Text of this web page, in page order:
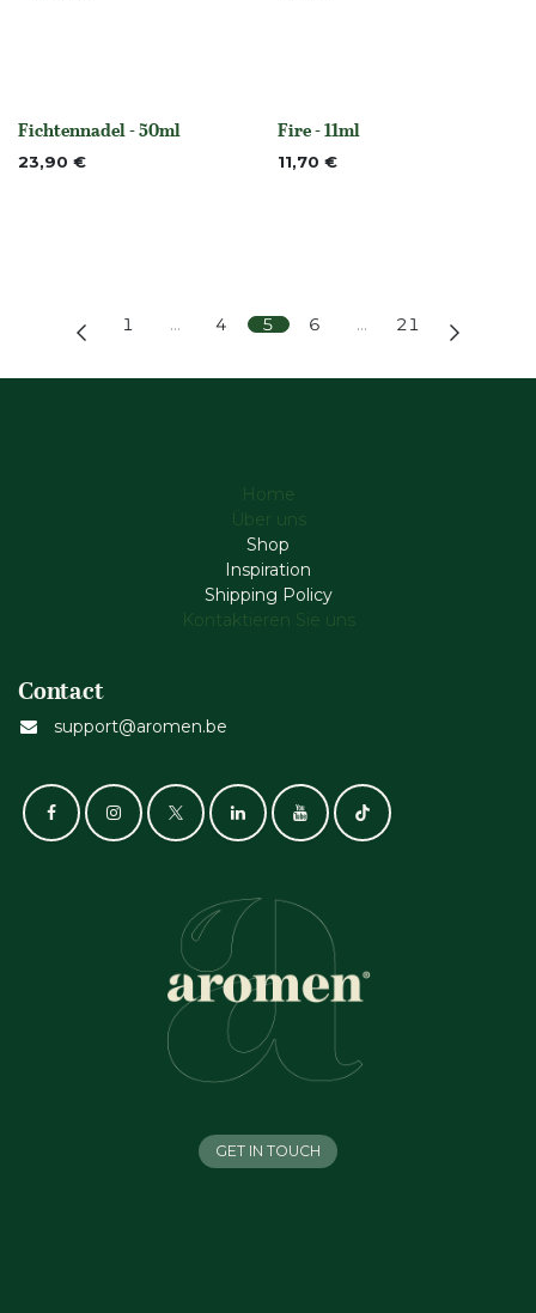
None
Fichtennadel - 50ml
23,90 € Nicht vorrättig
Fire - 11ml
11,70 €
1 … 4 5 6 … 21
Home
Über uns
Shop
Inspiration
Shipping Policy
Kontaktieren Sie uns
Contact
support@aromen.be
GET IN TOUCH